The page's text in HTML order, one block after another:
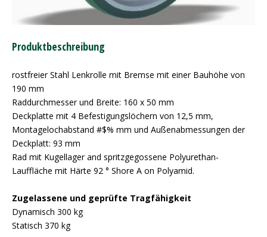
Produktbeschreibung
rostfreier Stahl Lenkrolle mit Bremse mit einer Bauhöhe von
190 mm
Raddurchmesser und Breite: 160 x 50 mm
Deckplatte mit 4 Befestigungslöchern von 12,5 mm,
Montagelochabstand #$% mm und Außenabmessungen der
Deckplatt: 93 mm
Rad mit Kugellager and spritzgegossene Polyurethan-
Lauffläche mit Härte 92 ° Shore A on Polyamid.
Zugelassene und geprüfte Tragfähigkeit
Dynamisch 300 kg
Statisch 370 kg